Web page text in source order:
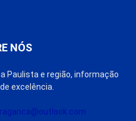
NÓS
Paulista e região, informação
excelência.